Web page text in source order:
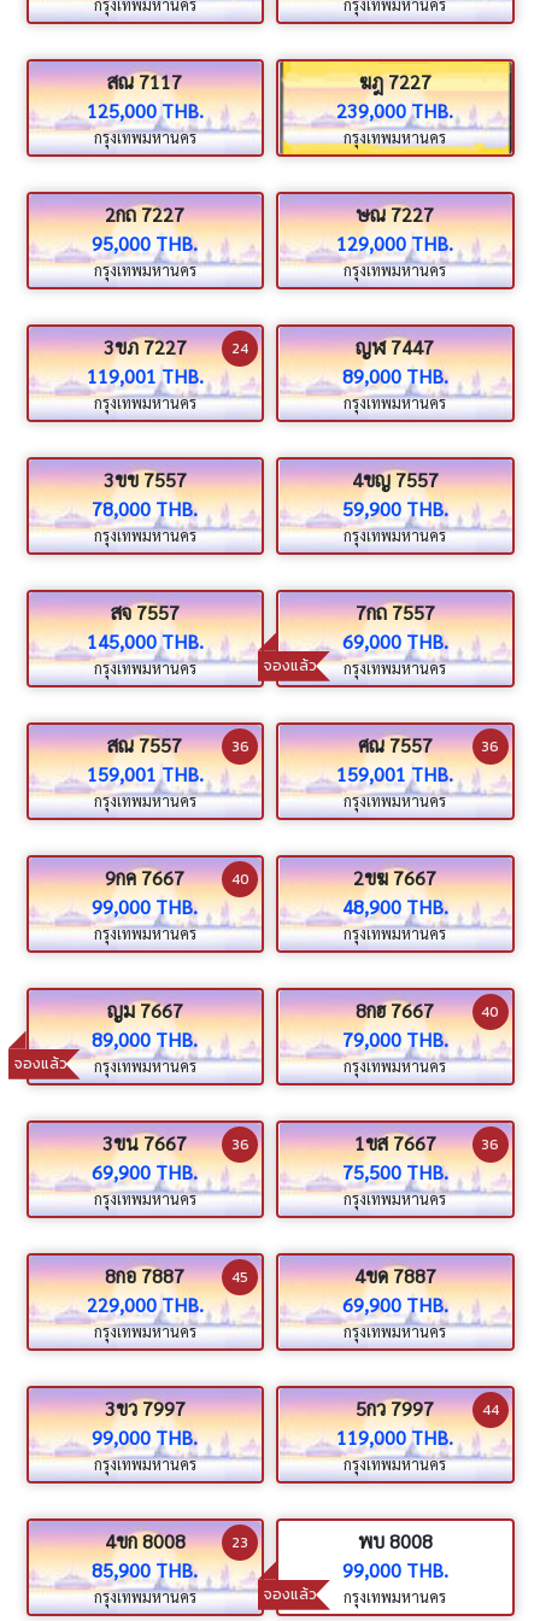
สณ 7117
125,000 THB.
กรุงเทพมหานคร
ฆฎ 7227
239,000 THB.
กรุงเทพมหานคร
2กถ 7227
95,000 THB.
กรุงเทพมหานคร
ษณ 7227
129,000 THB.
กรุงเทพมหานคร
3ขภ 7227
119,001 THB.
กรุงเทพมหานคร
24
ญฬ 7447
89,000 THB.
กรุงเทพมหานคร
3ขข 7557
78,000 THB.
กรุงเทพมหานคร
4ขญ 7557
59,900 THB.
กรุงเทพมหานคร
สจ 7557
145,000 THB.
กรุงเทพมหานคร จองแล้ว
7กถ 7557
69,000 THB.
กรุงเทพมหานคร
สณ 7557
159,001 THB.
กรุงเทพมหานคร
36
ศณ 7557
159,001 THB.
กรุงเทพมหานคร
36
9กค 7667
99,000 THB.
กรุงเทพมหานคร
40
2ขฆ 7667
48,900 THB.
กรุงเทพมหานคร
จองแล้ว
ญม 7667
89,000 THB.
กรุงเทพมหานคร
8กฮ 7667
79,000 THB.
กรุงเทพมหานคร
40
3ขน 7667
69,900 THB.
กรุงเทพมหานคร
36
1ขส 7667
75,500 THB.
กรุงเทพมหานคร
36
8กอ 7887
229,000 THB.
กรุงเทพมหานคร
45
4ขด 7887
69,900 THB.
กรุงเทพมหานคร
3ขว 7997
99,000 THB.
กรุงเทพมหานคร
5กว 7997
119,000 THB.
กรุงเทพมหานคร
44
4ขก 8008
85,900 THB.
กรุงเทพมหานคร
23
จองแล้ว
พบ 8008
99,000 THB.
กรุงเทพมหานคร